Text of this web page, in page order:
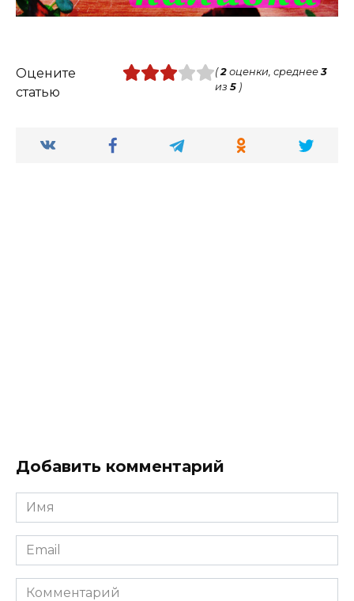
Оцените
статью
(2оценки, среднее3
из 5)
Добавить комментарий
Имя
*
Email
*
Комментарий